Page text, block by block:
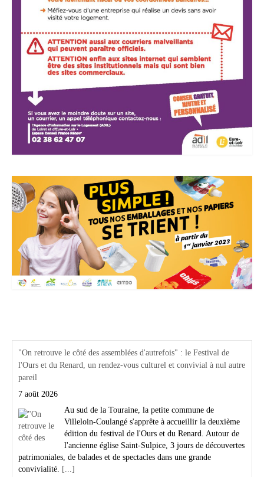
"On retrouve le côté des assemblées d'autrefois" : le Festival de
l'Ours et du Renard, un rendez-vous culturel et convivial à nul autre
pareil
7 août 2026
Au sud de la Touraine, la petite commune de
Villeloin-Coulangé s'apprête à accueillir la deuxième
édition du festival de l'Ours et du Renard. Autour de
l'ancienne église Saint-Sulpice, 3 jours de découvertes
patrimoniales, de balades et de spectacles dans une grande
convivialité. [...]